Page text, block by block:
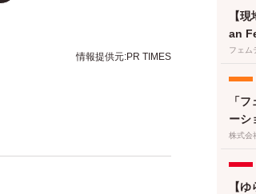
情報提供元:PR TIMES
【
an
KYO
取
フェム
「
ーシ
繊維
株式会
【